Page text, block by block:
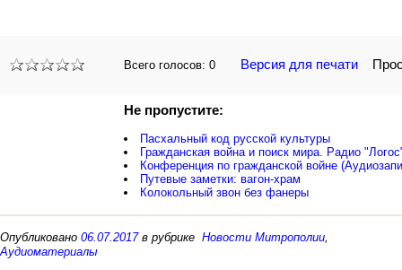
Всего голосов: 0 Версия для печати
Не пропустите:
Пасхальный код русской культуры
Гражданская война и поиск мира. Радио
Конференция по гражданской войне
Путевые заметки: вагон-храм
Колокольный звон без фанеры
Опубликовано 06.07.2017в рубрике Новости Митрополии
Аудиоматериалы